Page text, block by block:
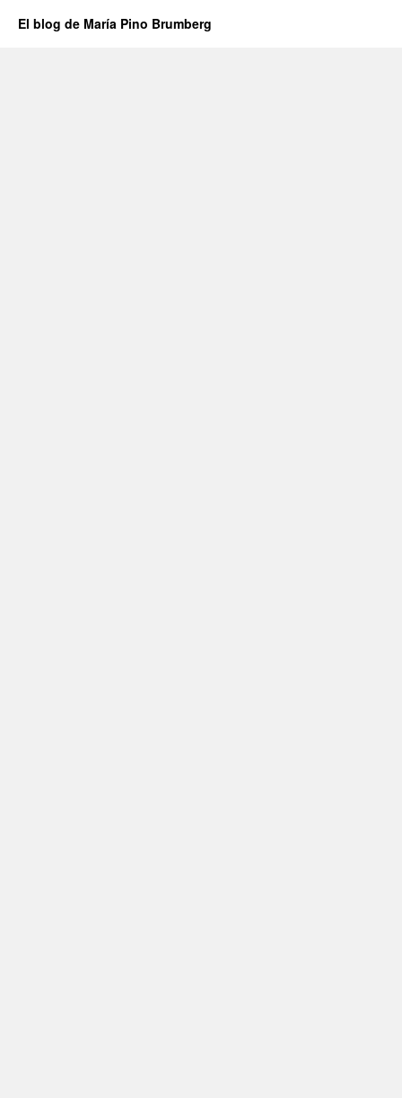
El blog de María Pino Brumberg